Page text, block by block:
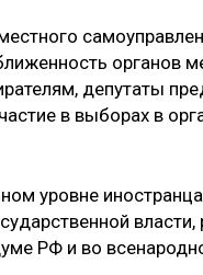
органов
депутаты
в выборах в
уровне
РФ и во